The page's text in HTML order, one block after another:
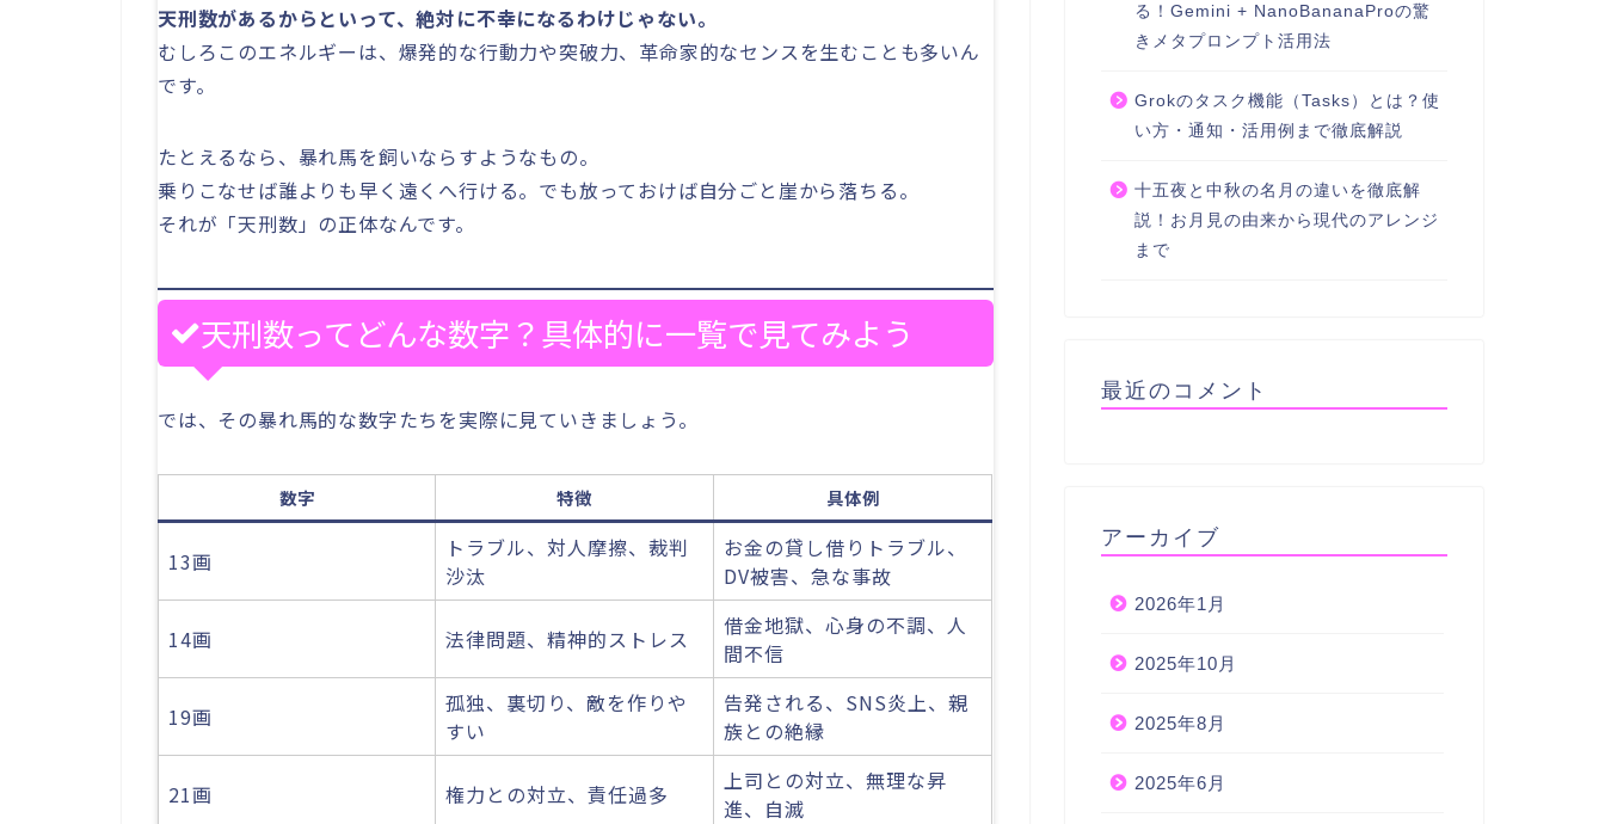
天刑数があるからといって、絶対に不幸になるわけじゃない。
むしろこのエネルギーは、爆発的な行動力や突破力、革命家的なセンスを生むことも多いん
です。
たとえるなら、暴れ馬を飼いならすようなもの。
乗りこなせば誰よりも早く遠くへ行ける。でも放っておけば自分ごと崖から落ちる。
それが「天刑数」の正体なんです。
天刑数ってどんな数字？具体的に一覧で見てみよう
では、その暴れ馬的な数字たちを実際に見ていきましょう。
数字 特徴 具体例
13画
トラブル、対人摩擦、裁判
沙汰
お金の貸し借りトラブル、
DV被害、急な事故
14画 法律問題、精神的ストレス
借金地獄、心身の不調、人
間不信
19画
孤独、裏切り、敵を作りや
すい
告発される、SNS炎上、親
族との絶縁
21画 権力との対立、責任過多
上司との対立、無理な昇
進、自滅
る！Gemini + NanoBananaProの驚
きメタプロンプト活用法
Grokのタスク機能（Tasks）とは？使
い方・通知・活用例まで徹底解説
十五夜と中秋の名月の違いを徹底解
説！お月見の由来から現代のアレンジ
まで
最近のコメント
アーカイブ
2026年1月
2025年10月
2025年8月
2025年6月